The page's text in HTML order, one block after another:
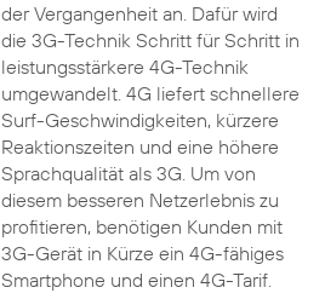
der Vergangenheit an. Dafür wird
die 3G-Technik Schritt für Schritt in
leistungsstärkere 4G-Technik
umgewandelt. 4G liefert schnellere
Surf-Geschwindigkeiten, kürzere
Reaktionszeiten und eine höhere
Sprachqualität als 3G. Um von
diesem besseren Netzerlebnis zu
profitieren, benötigen Kunden mit
3G-Gerät in Kürze ein 4G-fähiges
Smartphone und einen 4G-Tarif.